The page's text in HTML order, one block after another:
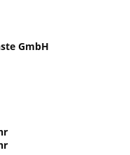
GmbH